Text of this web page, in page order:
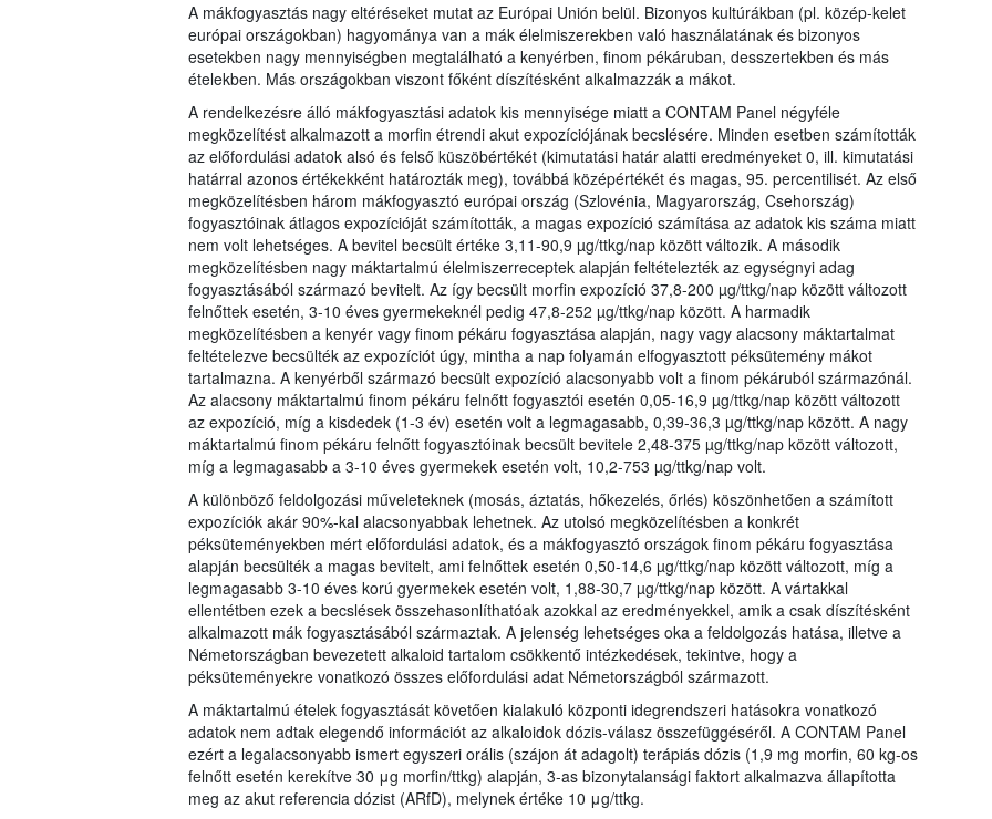
A mákfogyasztás nagy eltéréseket mutat az Európai Unión belül. Bizonyos kultúrákban (pl. közép-kelet
európai országokban) hagyománya van a mák élelmiszerekben való használatának és bizonyos
esetekben nagy mennyiségben megtalálható a kenyérben, finom pékáruban, desszertekben és más
ételekben. Más országokban viszont főként díszítésként alkalmazzák a mákot.
A rendelkezésre álló mákfogyasztási adatok kis mennyisége miatt a CONTAM Panel négyféle
megközelítést alkalmazott a morfin étrendi akut expozíciójának becslésére. Minden esetben számították
az előfordulási adatok alsó és felső küszöbértékét (kimutatási határ alatti eredményeket 0, ill. kimutatási
határral azonos értékekként határozták meg), továbbá középértékét és magas, 95. percentilisét. Az első
megközelítésben három mákfogyasztó európai ország (Szlovénia, Magyarország, Csehország)
fogyasztóinak átlagos expozícióját számították, a magas expozíció számítása az adatok kis száma miatt
nem volt lehetséges. A bevitel becsült értéke 3,11-90,9 µg/ttkg/nap között változik. A második
megközelítésben nagy máktartalmú élelmiszerreceptek alapján feltételezték az egységnyi adag
fogyasztásából származó bevitelt. Az így becsült morfin expozíció 37,8-200 µg/ttkg/nap között változott
felnőttek esetén, 3-10 éves gyermekeknél pedig 47,8-252 µg/ttkg/nap között. A harmadik
megközelítésben a kenyér vagy finom pékáru fogyasztása alapján, nagy vagy alacsony máktartalmat
feltételezve becsülték az expozíciót úgy, mintha a nap folyamán elfogyasztott péksütemény mákot
tartalmazna. A kenyérből származó becsült expozíció alacsonyabb volt a finom pékáruból származónál.
Az alacsony máktartalmú finom pékáru felnőtt fogyasztói esetén 0,05-16,9 µg/ttkg/nap között változott
az expozíció, míg a kisdedek (1-3 év) esetén volt a legmagasabb, 0,39-36,3 µg/ttkg/nap között. A nagy
máktartalmú finom pékáru felnőtt fogyasztóinak becsült bevitele 2,48-375 µg/ttkg/nap között változott,
míg a legmagasabb a 3-10 éves gyermekek esetén volt, 10,2-753 µg/ttkg/nap volt.
A különböző feldolgozási műveleteknek (mosás, áztatás, hőkezelés, őrlés) köszönhetően a számított
expozíciók akár 90%-kal alacsonyabbak lehetnek. Az utolsó megközelítésben a konkrét
péksüteményekben mért előfordulási adatok, és a mákfogyasztó országok finom pékáru fogyasztása
alapján becsülték a magas bevitelt, ami felnőttek esetén 0,50-14,6 µg/ttkg/nap között változott, míg a
legmagasabb 3-10 éves korú gyermekek esetén volt, 1,88-30,7 µg/ttkg/nap között. A vártakkal
ellentétben ezek a becslések összehasonlíthatóak azokkal az eredményekkel, amik a csak díszítésként
alkalmazott mák fogyasztásából származtak. A jelenség lehetséges oka a feldolgozás hatása, illetve a
Németországban bevezetett alkaloid tartalom csökkentő intézkedések, tekintve, hogy a
péksüteményekre vonatkozó összes előfordulási adat Németországból származott.
A máktartalmú ételek fogyasztását követően kialakuló központi idegrendszeri hatásokra vonatkozó
adatok nem adtak elegendő információt az alkaloidok dózis-válasz összefüggéséről. A CONTAM Panel
ezért a legalacsonyabb ismert egyszeri orális (szájon át adagolt) terápiás dózis (1,9 mg morfin, 60 kg-os
felnőtt esetén kerekítve 30 μg morfin/ttkg) alapján, 3-as bizonytalansági faktort alkalmazva állapította
meg az akut referencia dózist (ARfD), melynek értéke 10 μg/ttkg.